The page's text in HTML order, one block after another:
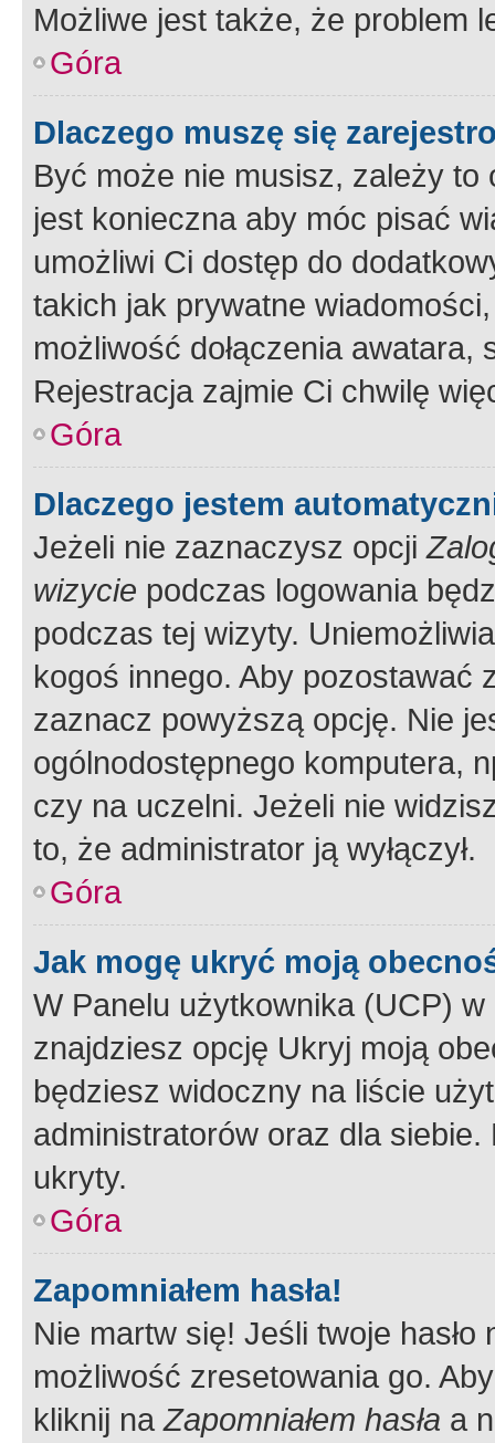
Możliwe jest także, że problem
Góra
Dlaczego muszę się
Być może nie musisz, zależy
jest konieczna aby móc pisać
umożliwi Ci dostęp do
takich jak prywatne
możliwość dołączenia
Rejestracja zajmie Ci chwilę
Góra
Dlaczego jestem
Jeżeli nie zaznaczysz opcji
wizycie podczas logowania
podczas tej wizyty.
kogoś innego. Aby pozostawać
zaznacz powyższą opcję. Nie
ogólnodostępnego komputera,
czy na uczelni. Jeżeli nie
to, że administrator ją wyłączył.
Góra
Jak mogę ukryć moją
W Panelu użytkownika (UCP) w
znajdziesz opcję Ukryj moją
będziesz widoczny na liście
administratorów oraz dla
ukryty.
Góra
Zapomniałem hasła!
Nie martw się! Jeśli twoje
możliwość zresetowania go.
kliknij naZapomniałem hasła a